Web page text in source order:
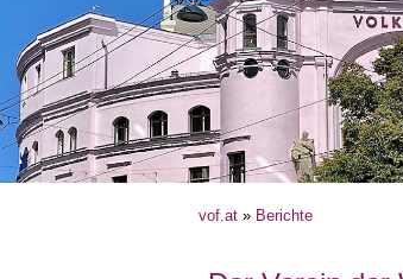
vof.at » Berichte